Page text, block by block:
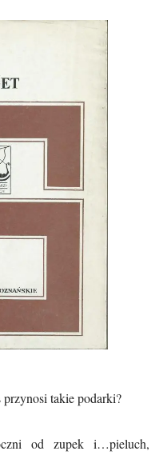
takie podarki?
od zupek i…pieluch,